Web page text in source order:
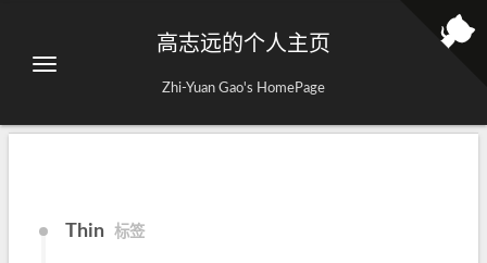
高志远的个人主页
Zhi-Yuan Gao's HomePage
Thin 标签